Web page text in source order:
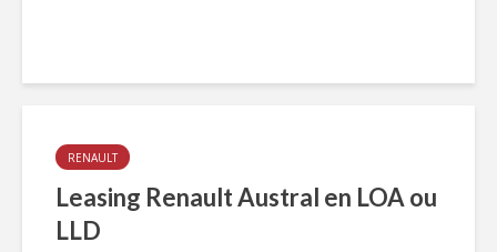
RENAULT
Leasing Renault Austral en LOA ou
LLD